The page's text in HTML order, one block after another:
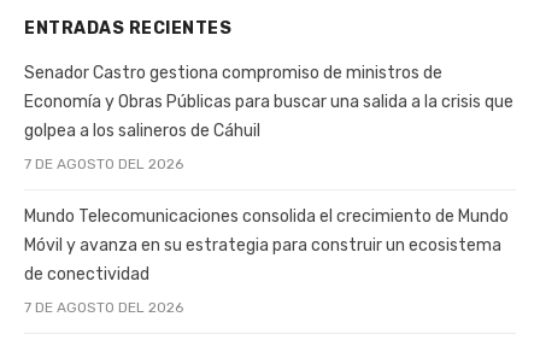
ENTRADAS RECIENTES
Senador Castro gestiona compromiso de ministros de
Economía y Obras Públicas para buscar una salida a la crisis que
golpea a los salineros de Cáhuil
7 DE AGOSTO DEL 2026
Mundo Telecomunicaciones consolida el crecimiento de Mundo
Móvil y avanza en su estrategia para construir un ecosistema
de conectividad
7 DE AGOSTO DEL 2026